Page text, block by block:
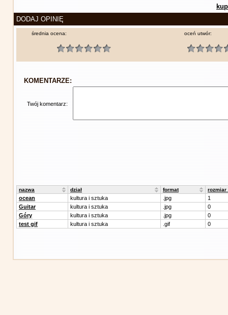
DODAJ OPINIĘ
średnia ocena: oceń utwór:
KOMENTARZE:
Twój komentarz:
nazwa dział format rozmiar
ocean kultura i sztuka .jpg
1
Guitar
kultura i sztuka .jpg
0
Góry
kultura i sztuka .jpg
0
test gif
kultura i sztuka .gif 0